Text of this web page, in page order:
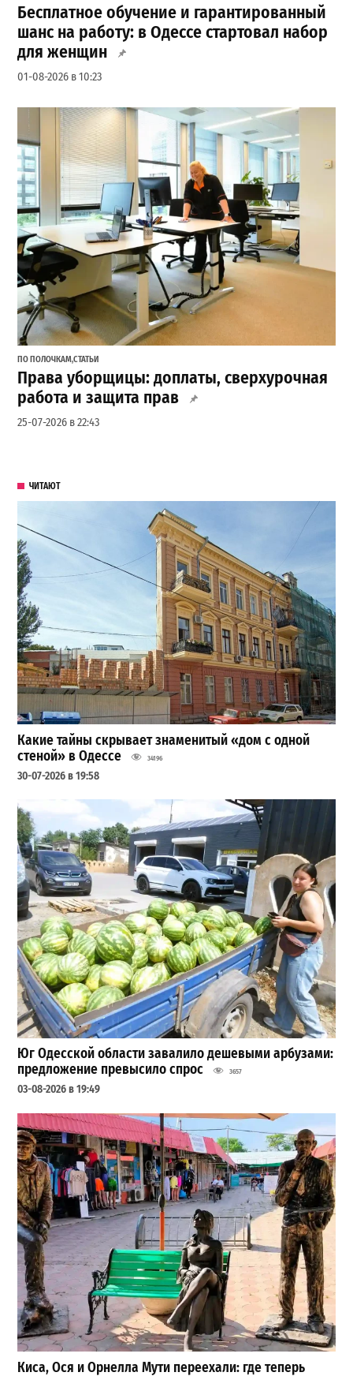
Бесплатное обучение и гарантированный
шанс на работу: в Одессе стартовал набор
для женщин
01-08-2026 в 10:23
ПО ПОЛОЧКАМ,СТАТЬИ
Права уборщицы: доплаты, сверхурочная
работа и защита прав
25-07-2026 в 22:43
ЧИТАЮТ
Какие тайны скрывает знаменитый «дом с одной
стеной» в Одессе
34196
30-07-2026 в 19:58
Юг Одесской области завалило дешевыми арбузами:
предложение превысило спрос
3657
03-08-2026 в 19:49
Киса, Ося и Орнелла Мути переехали: где теперь